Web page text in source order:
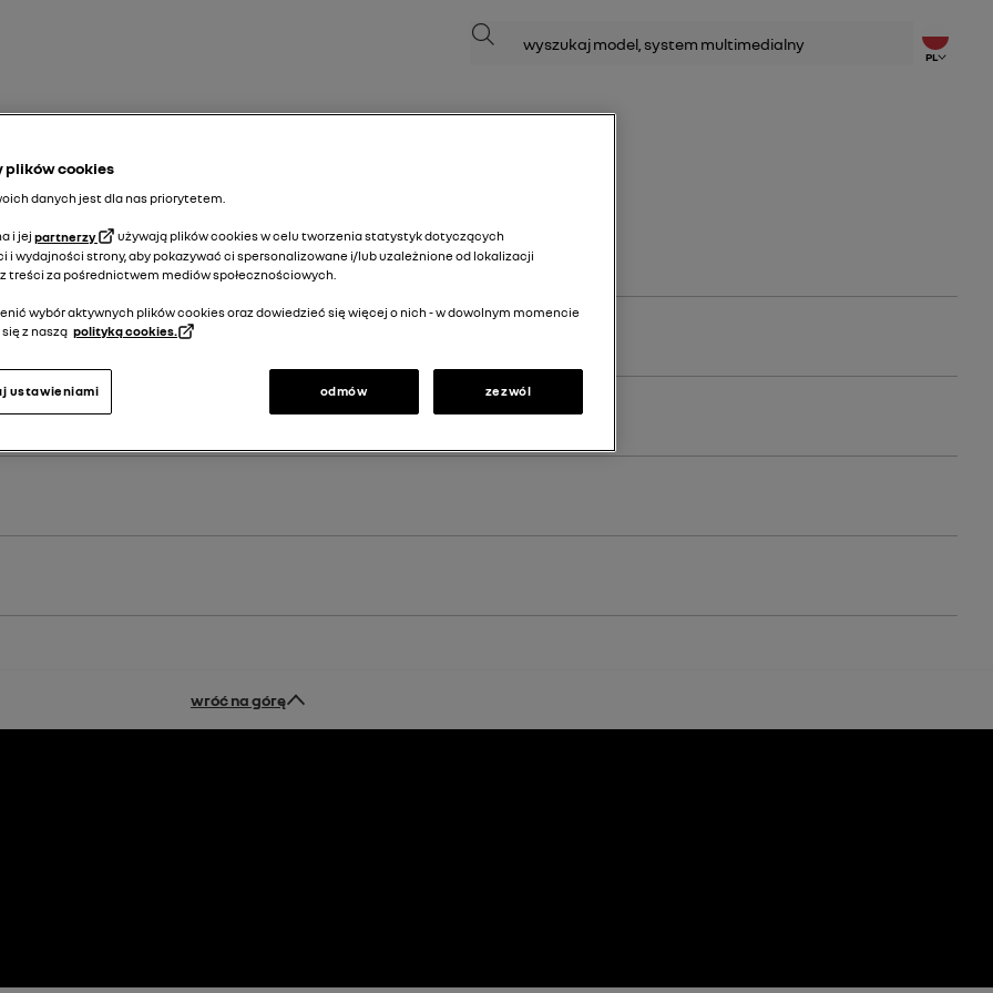
Szukaj
PL
Twojego pojazdu.
wróć na górę
plików cookies
danych jest dla nas priorytetem.
i jej partnerzy
używają plików cookies w celu tworzenia statystyk dotyczących
i wydajności strony, aby pokazywać ci spersonalizowane i/lub uzależnione od lokalizacji
treści za pośrednictwem mediów społecznościowych.
wybór aktywnych plików cookies oraz dowiedzieć się więcej o nich - w dowolnym momencie
z naszą polityką cookies.
odmów zezwól
ustawieniami